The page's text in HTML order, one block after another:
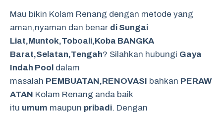
Mau bikin Kolam Renang dengan metode yang
aman,nyaman dan benar di Sungai
Liat,Muntok,Toboali,Koba BANGKA
Barat,Selatan,Tengah? Silahkan hubungi Gaya
Indah Pool dalam
masalah PEMBUATAN,RENOVASI bahkan PERAW
ATAN Kolam Renang anda baik
itu umum maupun pribadi. Dengan